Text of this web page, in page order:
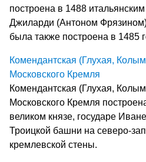
построена в 1488
Джиларди (Антоном
была также построена в 1485
Комендантская (Глухая,
Московского Кремля
Комендантская (Глухая,
Московского Кремля
великом князе, государе
Троицкой башни на северо-
кремлевской стены.